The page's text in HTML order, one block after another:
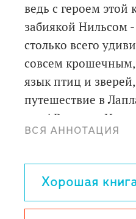
ведь с героем этой
забиякой Нильсом
столько всего
совсем
язык птиц и
путешествие в
гусе! Вместе с
предстоит
опасности и
Замечательные
Петелиной помогут
ВСЯ АННОТАЦИЯ
Хорошая